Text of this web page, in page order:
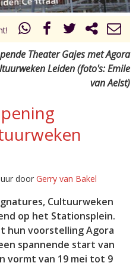
Theater Gajes met Agora
Leiden (foto's: Emile
van Aelst)
door Gerry van Bakel
Cultuurweken
op het Stationsplein.
hun voorstelling Agora
spannende start van
vormt van 19 mei tot 9